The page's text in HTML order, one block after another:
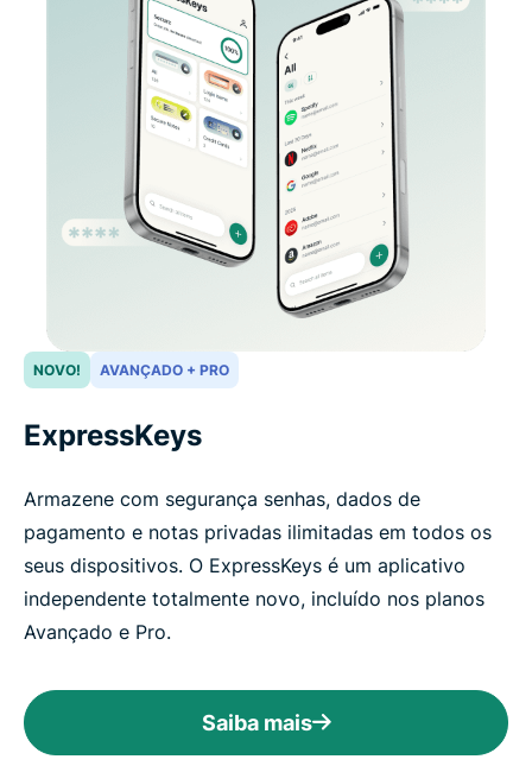
NOVO! AVANÇADO + PRO
ExpressKeys
Armazene com segurança senhas, dados de
pagamento e notas privadas ilimitadas em todos os
seus dispositivos. O ExpressKeys é um aplicativo
independente totalmente novo, incluído nos planos
Avançado e Pro.
Saiba mais